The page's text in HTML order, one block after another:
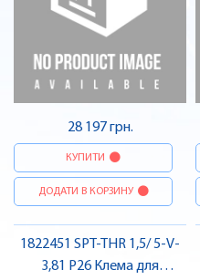
28 197 грн.
КУПИТИ
ДОДАТИ В КОРЗИНУ
1822451 SPT-THR 1,5/ 5-V-
3,81 P26 Клема для